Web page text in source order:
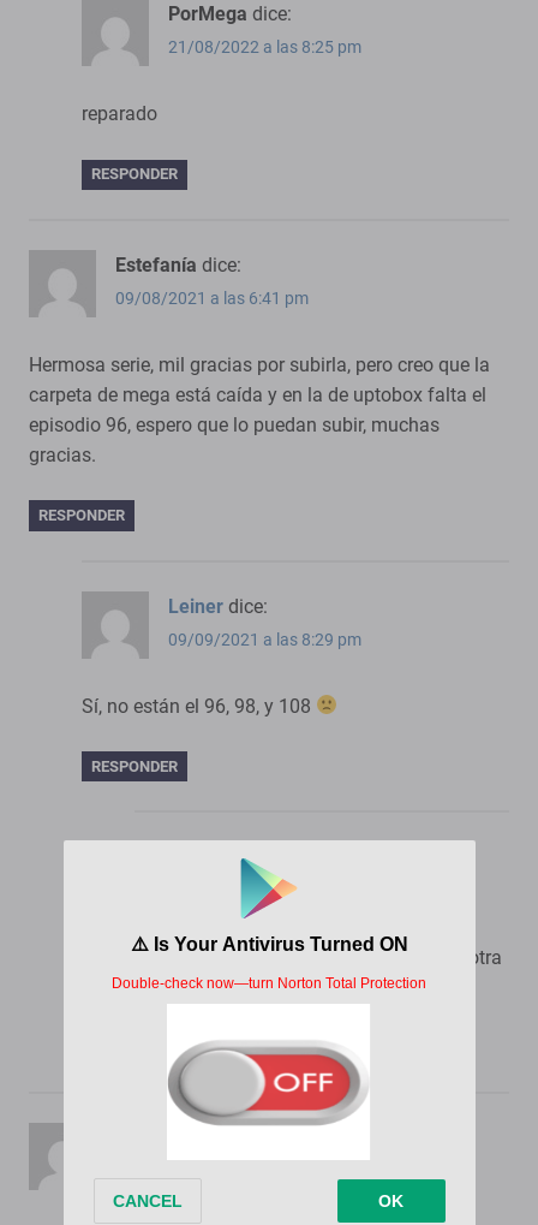
PorMega dice:
21/08/2022 a las 8:25 pm
reparado
RESPONDER
Estefanía dice:
09/08/2021 a las 6:41 pm
Hermosa serie, mil gracias por subirla, pero creo que la
carpeta de mega está caída y en la de uptobox falta el
episodio 96, espero que lo puedan subir, muchas
gracias.
RESPONDER
Leiner dice:
09/09/2021 a las 8:29 pm
Sí, no están el 96, 98, y 108
RESPONDER
PorMega
09/09/2021 a las 10:01 pm
la voy a subir a mega completa para la otra
semana
RESPONDER